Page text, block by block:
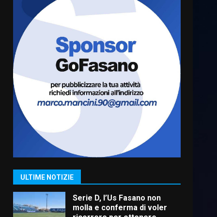
ULTIME NOTIZIE
“I Contestatori: Musica di
appuntamento con “Fasano in
Banda”
7 Agosto 2026 06:05
7
US Fasano, Scianaro:
“Profonda amarezza per
esclusione dal campionato di
calcio”
7 Agosto 2026 06:00
1
Grande successo per la
“Sagra del Pesce Spada” a
Serie D, l’Us Fasano non
molla e conferma di voler